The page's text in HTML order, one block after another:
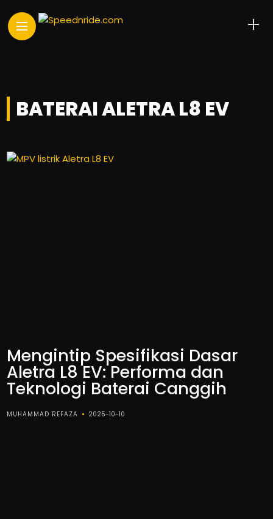
BATERAI ALETRA L8 EV
Mengintip Spesifikasi Dasar
Aletra L8 EV: Performa dan
Teknologi Baterai Canggih
MUHAMMAD REFAZA 2025-10-10